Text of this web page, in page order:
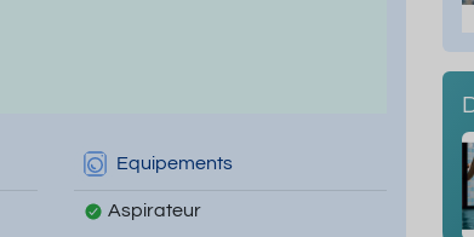
Equipements
Aspirateur